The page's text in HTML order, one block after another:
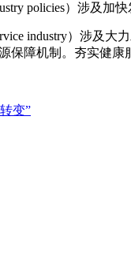
policies）涉及
industry）涉及
保障机制。夯实健康
变”